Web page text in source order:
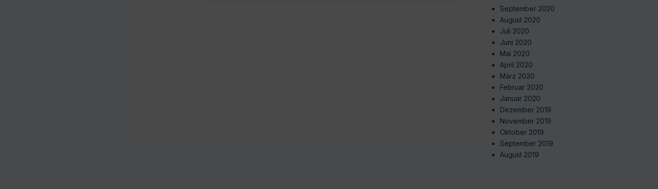
September 2020
August 2020
Juli 2020
Juni 2020
Mai 2020
April 2020
März 2020
Februar 2020
Januar 2020
Dezember 2019
November 2019
Oktober 2019
September 2019
August 2019